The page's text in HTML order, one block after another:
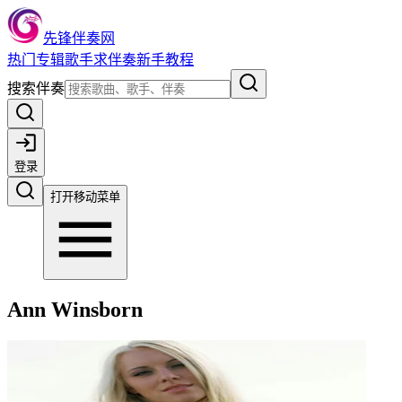
先锋伴奏网
热门 专辑歌手求伴奏新手教程
搜索伴奏
登录
打开移动菜单
Ann Winsborn